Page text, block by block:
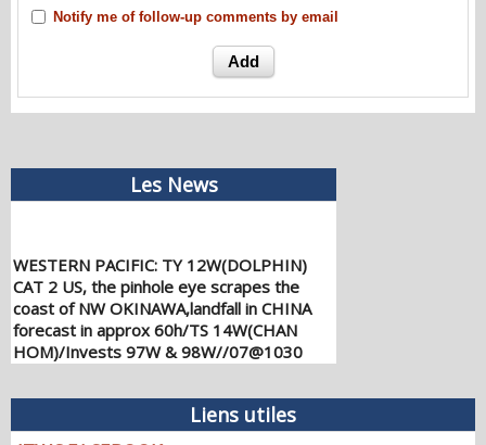
Notify me of follow-up comments by email
Les News
WESTERN PACIFIC: TY 12W(DOLPHIN)
CAT 2 US, the pinhole eye scrapes the
coast of NW OKINAWA,landfall in CHINA
forecast in approx 60h/TS 14W(CHAN
HOM)/Invests 97W & 98W//07@1030
UTC
WESTERN PACIFIC: TY 12W(DOLPHIN)
Liens utiles